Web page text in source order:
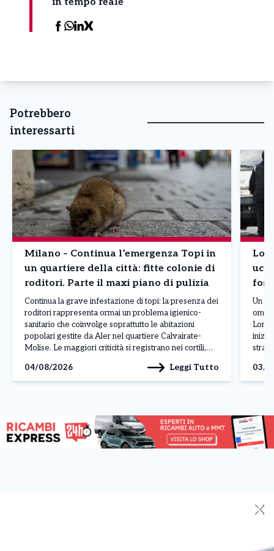
in tempo reale
Potrebbero
interessarti
Milano – Continua l’emergenza Topi in
un quartiere della città: fitte colonie di
roditori. Parte il maxi piano di pulizia
Continua la grave infestazione di topi: la presenza dei
roditori rappresenta ormai un problema igienico-
sanitario che coinvolge soprattutto le abitazioni
popolari gestite da Aler nel quartiere Calvairate-
Molise. Le maggiori criticità si registrano nei cortili,
aggiungono rifiuti abbandonati, insetti infestanti e
perfino danni alle infrastrutture, come […]
04/08/2026 Leggi Tutto
Un
[…]
03/
✕